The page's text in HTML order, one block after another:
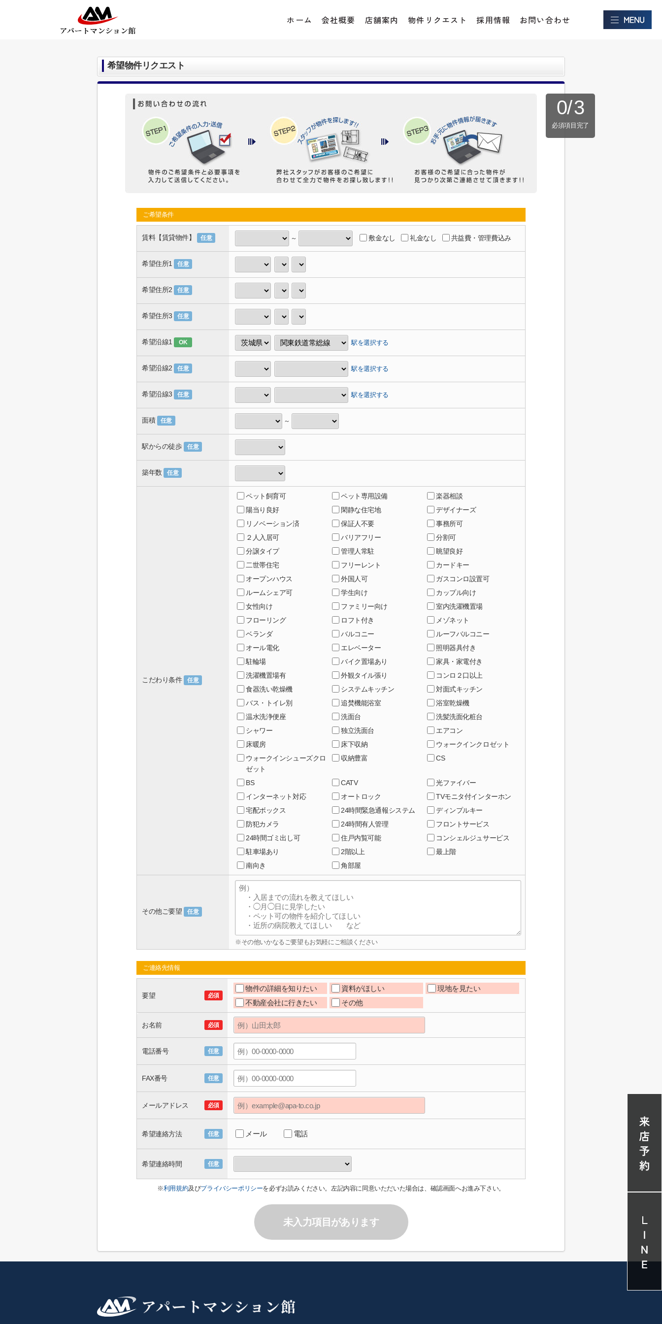
ホーム 会社概要 店舗案内 物件リクエスト 採用情報 お問い合わせ
希望物件リクエスト
0/3
必須項目完了
ご希望条件
賃料【賃貸物件】 任意 ～ 敷金なし 礼金なし 共益費・管理費込み
希望住所1 任意
希望住所2 任意
希望住所3 任意
希望沿線1 OK 駅を選択する
希望沿線2 任意 駅を選択する
希望沿線3 任意 駅を選択する
面積 任意 ～
駅からの徒歩 任意
築年数 任意
こだわり条件 任意
ペット飼育可 ペット専用設備
楽器相談
陽当り良好
閑静な住宅地
デザイナーズ
リノベーション済
保証人不要
事務所可
２人入居可
バリアフリー
分割可
分譲タイプ
管理人常駐
眺望良好
二世帯住宅
フリーレント
カードキー
オープンハウス
外国人可
ガスコンロ設置可
ルームシェア可
学生向け
カップル向け
女性向け
ファミリー向け
室内洗濯機置場
フローリング
ロフト付き
メゾネット
ベランダ
バルコニー
ルーフバルコニー
オール電化
エレベーター
照明器具付き
駐輪場
バイク置場あり
家具・家電付き
洗濯機置場有
外観タイル張り
コンロ２口以上
食器洗い乾燥機
システムキッチン
対面式キッチン
バス・トイレ別
追焚機能浴室
浴室乾燥機
温水洗浄便座
洗面台
洗髪洗面化粧台
シャワー
独立洗面台
エアコン
床暖房
床下収納
ウォークインクロゼット
ウォークインシューズクロ
ゼット
収納豊富 CS
BS CATV
光ファイバー
インターネット対応
オートロック
TVモニタ付インターホン
宅配ボックス
24時間緊急通報システム
ディンプルキー
防犯カメラ
24時間有人管理
フロントサービス
24時間ゴミ出し可
住戸内覧可能
コンシェルジュサービス
駐車場あり
2階以上
最上階
南向き
角部屋
その他ご要望 任意
※その他いかなるご要望もお気軽にご相談ください
ご連絡先情報
要望 必須
物件の詳細を知りたい 資料がほしい
現地を見たい
不動産会社に行きたい
その他
お名前 必須
電話番号 任意
FAX番号 任意
メールアドレス 必須
希望連絡方法 任意 メール 電話
希望連絡時間 任意
※利用規約及びプライバシーポリシーを必ずお読みください。左記内容に同意いただいた場合は、確認画面へお進み下さい。
未入力項目があります